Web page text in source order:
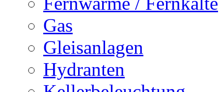
Gas
Gleisanlagen
Hydranten